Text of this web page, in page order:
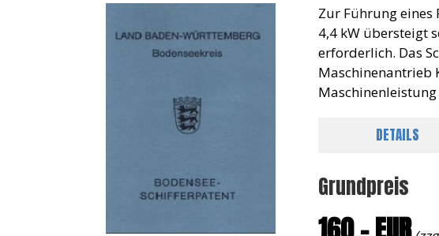
Zur Führung eines
4,4 kW übersteigt
erforderlich. Das
Maschinenantrieb
DETAILS
Grundpreis